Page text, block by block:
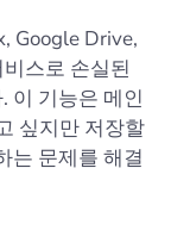
Google Drive,
스로 손실된
이 기능은 메인
싶지만 저장할
는 문제를 해결